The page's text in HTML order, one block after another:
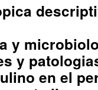
y
y
en el